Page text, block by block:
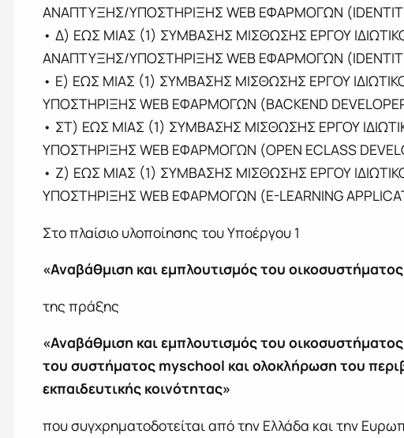
ΑΝΑΠΤΥΞΗΣ/ΥΠΟΣΤΗΡΙΞΗΣ WEB ΕΦΑΡΜΟΓΩΝ (IDENTITY
• Δ) ΕΩΣ ΜΙΑΣ (1) ΣΥΜΒΑΣHΣ ΜΙΣΘΩΣHΣ ΕΡΓΟΥ
ΑΝΑΠΤΥΞΗΣ/ΥΠΟΣΤΗΡΙΞΗΣ WEB ΕΦΑΡΜΟΓΩΝ (IDENTITY
• Ε) ΕΩΣ ΜΙΑΣ (1) ΣΥΜΒΑΣHΣ ΜΙΣΘΩΣHΣ ΕΡΓΟΥ
ΥΠΟΣΤΗΡΙΞΗΣ WEB ΕΦΑΡΜΟΓΩΝ (BACKEND
• ΣΤ) ΕΩΣ ΜΙΑΣ (1) ΣΥΜΒΑΣHΣ ΜΙΣΘΩΣHΣ ΕΡΓΟΥ
ΥΠΟΣΤΗΡΙΞΗΣ WEB ΕΦΑΡΜΟΓΩΝ (OPEN ECLASS
• Ζ) ΕΩΣ ΜΙΑΣ (1) ΣΥΜΒΑΣHΣ ΜΙΣΘΩΣHΣ ΕΡΓΟΥ
ΥΠΟΣΤΗΡΙΞΗΣ WEB ΕΦΑΡΜΟΓΩΝ (E-LEARNING
Στο πλαίσιο υλοποίησης του Υποέργου 1
«Αναβάθμιση και εμπλουτισμός του
της πράξης
«Αναβάθμιση και εμπλουτισμός του
του συστήματος myschool και ολοκλήρωση του
εκπαιδευτικής κοινότητας»
που συγχρηματοδοτείται από την Ελλάδα και την